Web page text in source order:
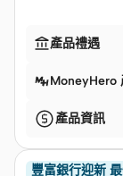
產品禮遇
MoneyHero
產品資訊
豐富銀行迎新